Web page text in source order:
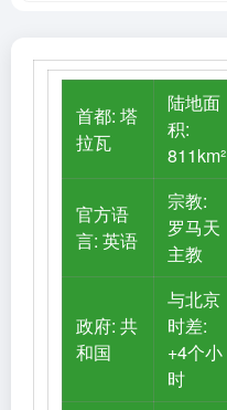
首都: 塔
拉瓦
陆地面
积:
811km²
官方语
言: 英语
宗教:
罗马天
主教
政府: 共
和国
与北京
时差:
+4个小
时